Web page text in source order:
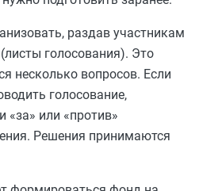
раздав участникам
голосования). Это
несколько вопросов. Если
голосование,
«за» или «против»
Решения принимаются